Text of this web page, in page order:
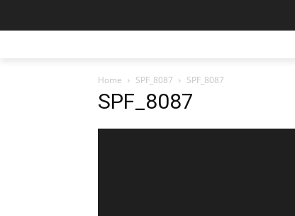
Home SPF_8087 SPF_8087
SPF_8087